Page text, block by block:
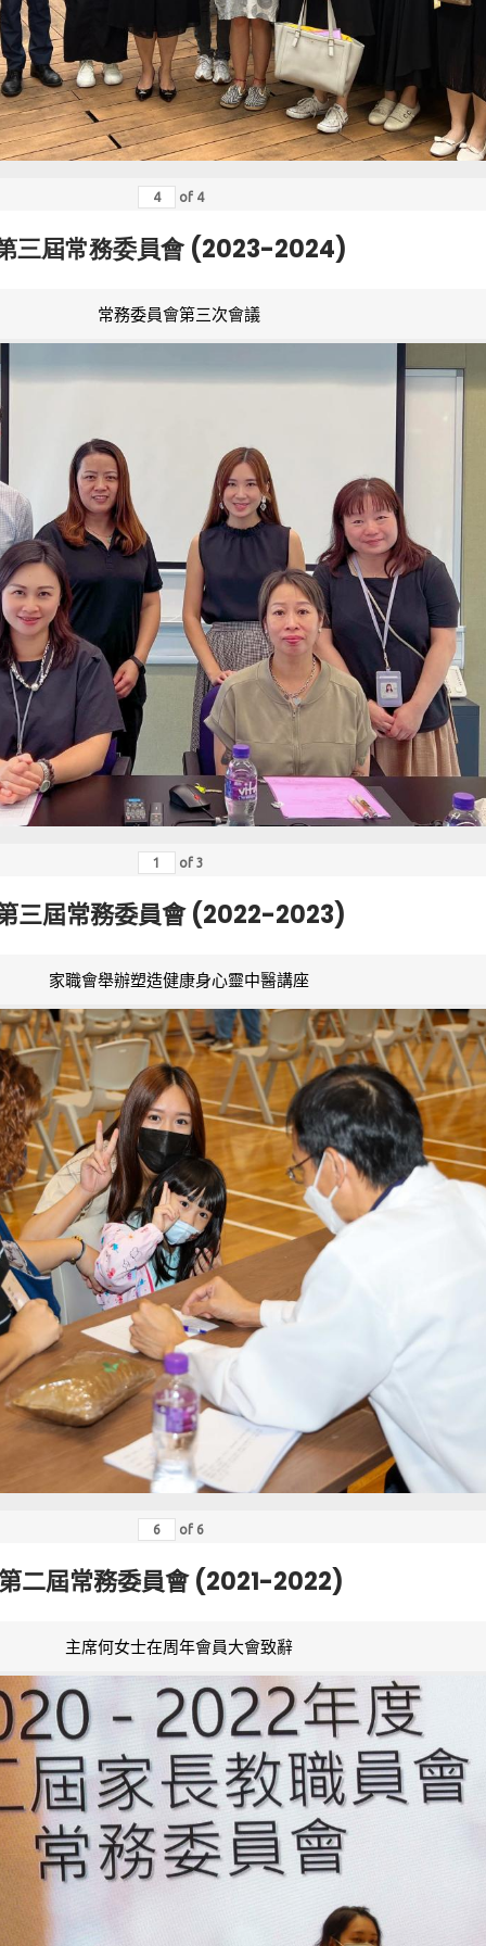
of 4
三屆常務委員會 (2023-2024)
常務委員會第三次會議
of 3
三屆常務委員會 (2022-2023)
家職會舉辦塑造健康身心靈中醫講座
of 6
二屆常務委員會 (2021-2022)
主席何女士在周年會員大會致辭